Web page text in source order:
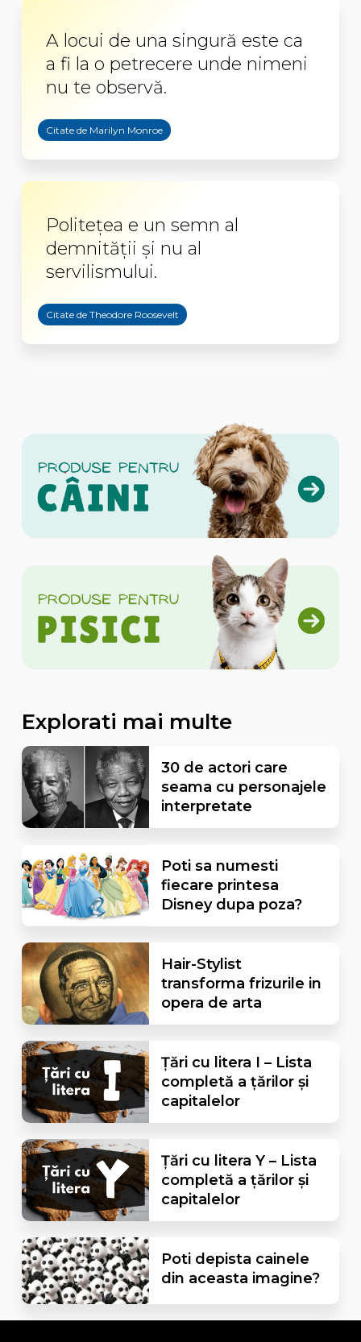
A locui de una singură este ca
a fi la o petrecere unde nimeni
nu te observă.
Citate de Marilyn Monroe
Politeţea e un semn al
demnităţii şi nu al
servilismului.
Citate de Theodore Roosevelt
Explorati mai multe
30 de actori care
seama cu personajele
interpretate
Poti sa numesti
fiecare printesa
Disney dupa poza?
Hair-Stylist
transforma frizurile in
opera de arta
Țări cu litera I – Lista
completă a țărilor și
capitalelor
Țări cu litera Y – Lista
completă a țărilor și
capitalelor
Poti depista cainele
din aceasta imagine?